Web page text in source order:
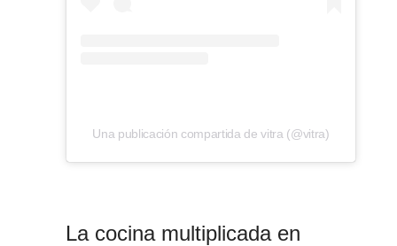
Una publicación compartida de vitra (@vitra)
La cocina multiplicada en